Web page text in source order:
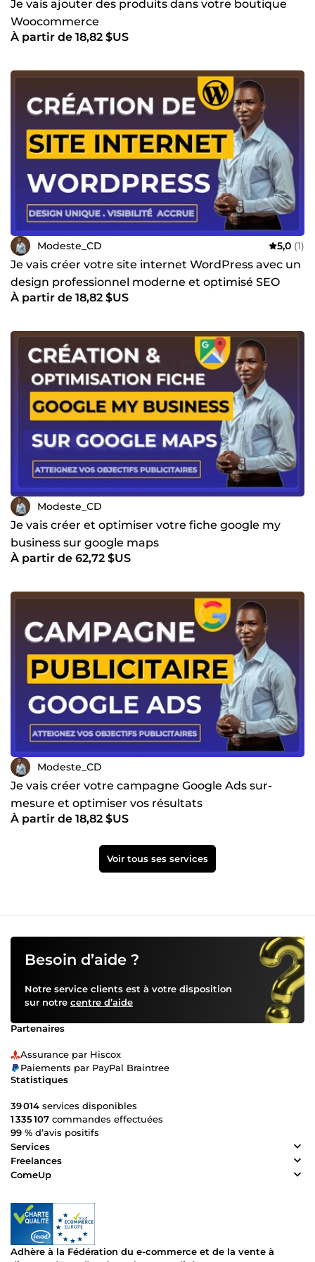
des sites soignés et parfaitement fonctionnels. ✔️
Réactivité : vos besoins sont ma priorité. 📩 Discutons de
votre projet ! Contactez-moi dès aujourd’hui pour démarrer
digitale à la hauteur de vos ambitions. À très bientôt.
Je vais ajouter des produits dans votre boutique
Woocommerce
À partir de 18,82 $US
Modeste_CD 5,0 (1)
Je vais créer votre site internet WordPress avec un
design professionnel moderne et optimisé SEO
À partir de 18,82 $US
Modeste_CD
Je vais créer et optimiser votre fiche google my
business sur google maps
À partir de 62,72 $US
Modeste_CD
Je vais créer votre campagne Google Ads sur-
mesure et optimiser vos résultats
À partir de 18,82 $US
Voir tous ses services
Besoin d’aide ?
Notre service clients est à votre disposition
sur notre centre d’aide
Partenaires
Assurance par Hiscox
Paiements par PayPal Braintree
Statistiques
39 014 services disponibles
1 335 107 commandes effectuées
99 % d’avis positifs
Services
Freelances
ComeUp
Adhère à la Fédération du e-commerce et de la vente à